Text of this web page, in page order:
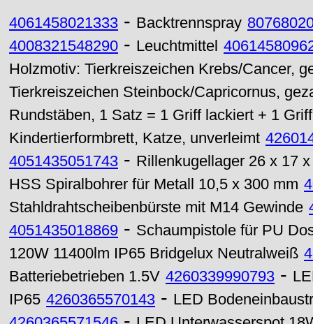
4061458021333 - Backtrennspray
4008321548290 - Leuchtmittel
Holzmotiv: Tierkreiszeichen Krebs/Cancer,
Tierkreiszeichen Steinbock/Capricornus,
Rundstäben, 1 Satz = 1 Griff lackiert + 1
Kindertierformbrett, Katze, unverleimt
4051435051743 - Rillenkugellager 26 x 17
HSS Spiralbohrer für Metall 10,5 x 300 mm
Stahldrahtscheibenbürste mit M14 Gewinde
4051435018869 - Schaumpistole für PU
120W 11400lm IP65 Bridgelux Neutralweiß
Batteriebetrieben 1.5V 4260339990793 -
IP65 4260365570143 - LED